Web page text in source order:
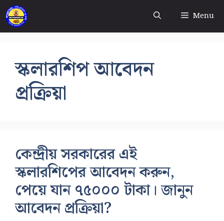
Skip
to
content
Menu
স্কলারশিপ আবেদন
প্রক্রিয়া
কেন্দ্রীয় সরকারের এই
স্কলারশিপের আবেদন করুন,
পেয়ে যান ৭৫০০০ টাকা। জানুন
আবেদন প্রক্রিয়া?